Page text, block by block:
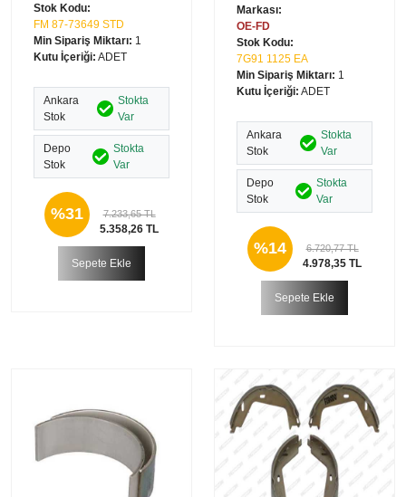
Stok Kodu:
FM 87-73649 STD
Min Sipariş Miktarı: 1
Kutu İçeriği: ADET
Ankara
Stok
Stokta
Var
Depo
Stok
Stokta
Var
%31 7.233,65 TL
5.358,26 TL
Sepete Ekle
Markası:
OE-FD
Stok Kodu:
7G91 1125 EA
Min Sipariş Miktarı: 1
Kutu İçeriği: ADET
Ankara
Stok
Stokta
Var
Depo
Stok
Stokta
Var
%14 6.720,77 TL
4.978,35 TL
Sepete Ekle